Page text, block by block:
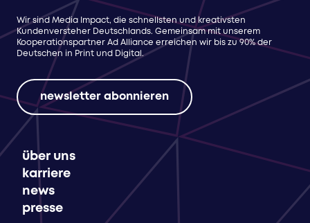
Wir sind Media Impact, die schnellsten und kreativsten
Kundenversteher Deutschlands. Gemeinsam mit unserem
Kooperationspartner Ad Alliance erreichen wir bis zu 90% der
Deutschen in Print und Digital.
über uns
karriere
news
presse
newsletter abonnieren